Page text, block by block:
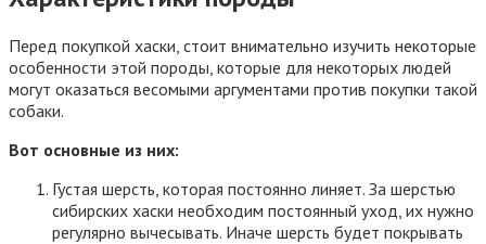
Перед покупкой хаски, стоит внимательно изучить некоторые
особенности этой породы, которые для некоторых людей
могут оказаться весомыми аргументами против покупки такой
собаки.
Вот основные из них:
Густая шерсть, которая постоянно линяет. За шерстью
сибирских хаски необходим постоянный уход, их нужно
регулярно вычесывать. Иначе шерсть будет покрывать